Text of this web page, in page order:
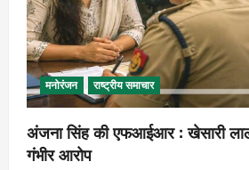
मनोरंजन राष्ट्रीय समाचार
अंजना सिंह की एफआईआर : खेसारी
गंभीर आरोप